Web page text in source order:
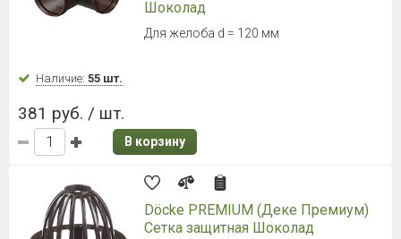
Шоколад
Для желоба d = 120 мм
Наличие: 55 шт.
381 руб. / шт.
В корзину
Döcke PREMIUM (Деке Премиум)
Сетка защитная Шоколад